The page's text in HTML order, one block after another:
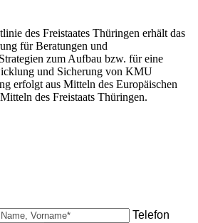
des Freistaates Thüringen erhält das
für Beratungen und
zum Aufbau bzw. für eine
und Sicherung von KMU
erfolgt aus Mitteln des Europäischen
des Freistaats Thüringen.
Telefon